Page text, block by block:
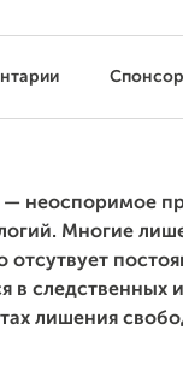
— неоспоримое
Многие
отсутвует
в следственных
лишения